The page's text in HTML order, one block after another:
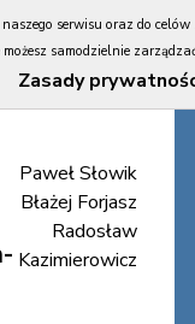
Paweł Słowik
Błażej Forjasz
Radosław
Kazimierowicz
serwisu oraz do
samodzielnie
Zasady